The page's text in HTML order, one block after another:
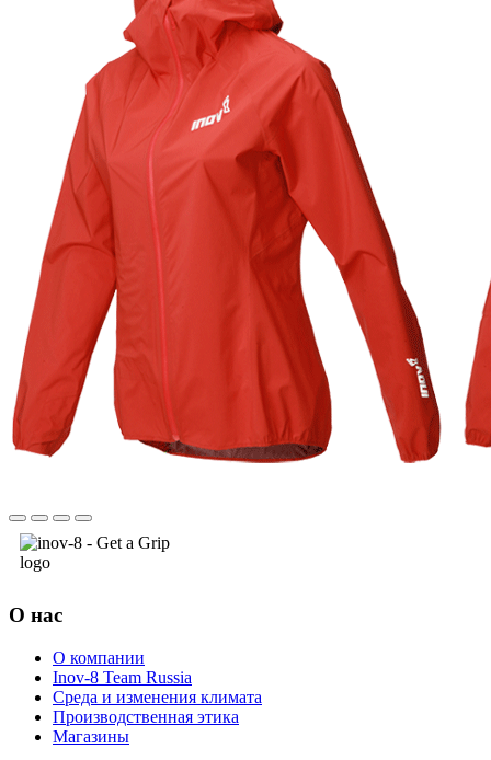
О нас
О компании
Inov-8 Team Russia
Среда и изменения климата
Производственная этика
Магазины